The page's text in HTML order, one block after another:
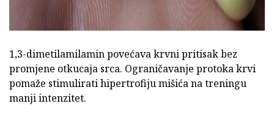
1,3-dimetilamilamin povećava krvni pritisak bez
promjene otkucaja srca. Ograničavanje protoka krvi
pomaže stimulirati hipertrofiju mišića na treningu
manji intenzitet.